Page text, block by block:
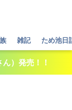
雑記 ため池日
）発売！！